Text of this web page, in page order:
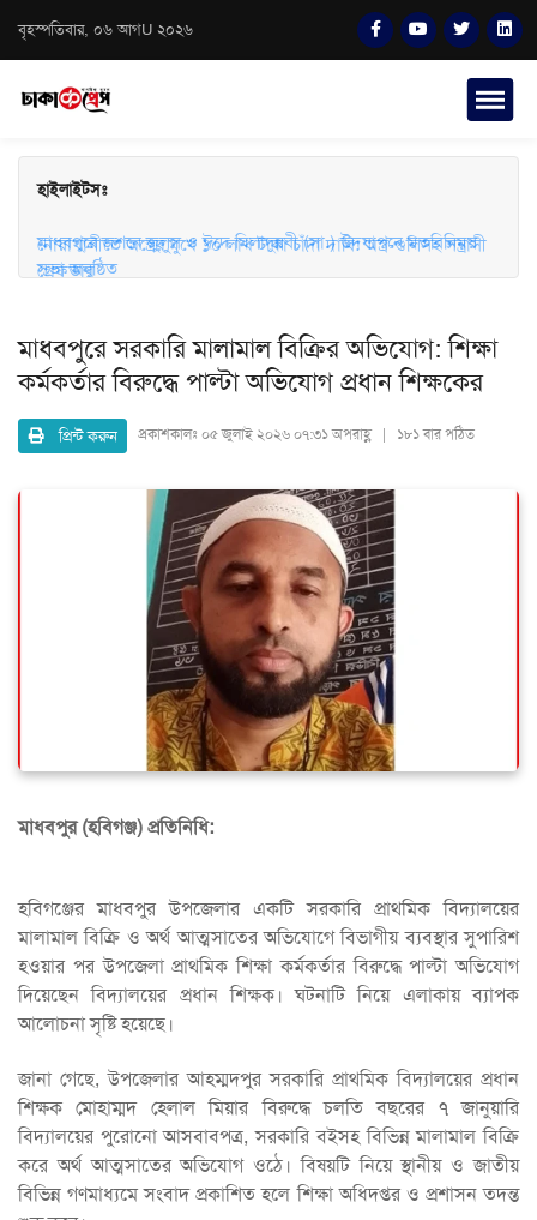
বৃহস্পতিবার, ০৬ আগU ২০২৬
হাইলাইটসঃ
নোয়াখালীতে অস্ত্রের মুখে ১০ লাখ টাকা চাঁদা দাবি: অস্ত্র-গুলিসহ সন্ত্রাসী
সভা অনুষ্ঠিত
মাধবপুরে সরকারি মালামাল বিক্রির অভিযোগ: শিক্ষা
কর্মকর্তার বিরুদ্ধে পাল্টা অভিযোগ প্রধান শিক্ষকের
প্রিন্ট করুন প্রকাশকালঃ ০৫ জুলাই ২০২৬ ০৭:৩১ অপরাহ্ণ | ১৮১ বার পঠিত
মাধবপুর (হবিগঞ্জ) প্রতিনিধি:
হবিগঞ্জের মাধবপুর উপজেলার একটি সরকারি প্রাথমিক বিদ্যালয়ের
মালামাল বিক্রি ও অর্থ আত্মসাতের অভিযোগে বিভাগীয় ব্যবস্থার সুপারিশ
হওয়ার পর উপজেলা প্রাথমিক শিক্ষা কর্মকর্তার বিরুদ্ধে পাল্টা অভিযোগ
দিয়েছেন বিদ্যালয়ের প্রধান শিক্ষক। ঘটনাটি নিয়ে এলাকায় ব্যাপক
আলোচনা সৃষ্টি হয়েছে।
জানা গেছে, উপজেলার আহম্মদপুর সরকারি প্রাথমিক বিদ্যালয়ের প্রধান
শিক্ষক মোহাম্মদ হেলাল মিয়ার বিরুদ্ধে চলতি বছরের ৭ জানুয়ারি
বিদ্যালয়ের পুরোনো আসবাবপত্র, সরকারি বইসহ বিভিন্ন মালামাল বিক্রি
করে অর্থ আত্মসাতের অভিযোগ ওঠে। বিষয়টি নিয়ে স্থানীয় ও জাতীয়
বিভিন্ন গণমাধ্যমে সংবাদ প্রকাশিত হলে শিক্ষা অধিদপ্তর ও প্রশাসন তদন্ত